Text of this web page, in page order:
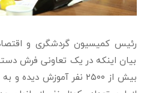
رئیس کمیسیون گردشگری و اقتصاد
بیان اینکه در یک تعاونی فرش
بیش از ۲۵۰۰ نفر آموزش